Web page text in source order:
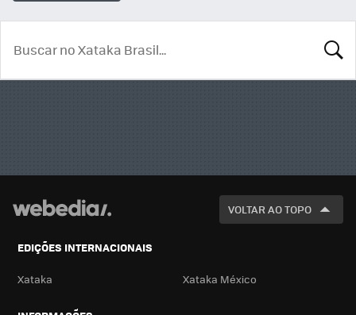
VOLTAR AO TOPO
EDIÇÕES INTERNACIONAIS
Xataka Xataka México